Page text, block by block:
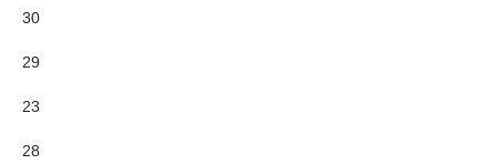
30
29
23
28